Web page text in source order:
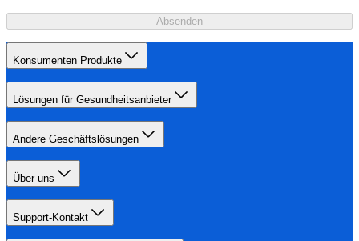
Absenden
Konsumenten Produkte
Lösungen für Gesundheitsanbieter
Andere Geschäftslösungen
Über uns
Support-Kontakt